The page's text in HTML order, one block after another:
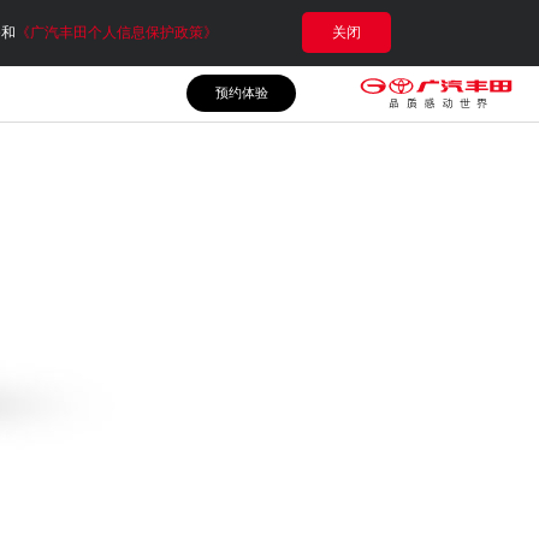
《广汽丰田个人信息保护政策》 关闭
预约体验